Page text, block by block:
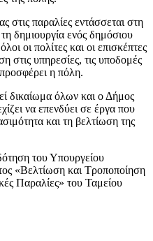
στις παραλίες εντάσσεται στη
δημιουργία ενός δημόσιου
οι πολίτες και οι επισκέπτες
στις υπηρεσίες, τις υποδομές
η πόλη.
δικαίωμα όλων και ο Δήμος
να επενδύει σε έργα που
και τη βελτίωση της
του Υπουργείου
«Βελτίωση και Τροποποίηση
Παραλίες» του Ταμείου